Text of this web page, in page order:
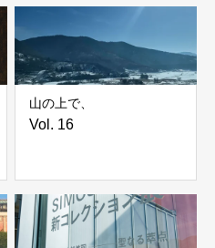
山の上で、
Vol. 16